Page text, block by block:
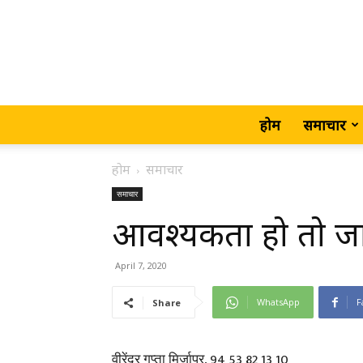
होम समाचार
होम समाचार
समाचार
आवश्यकता हो तो
April 7, 2020
Share WhatsApp